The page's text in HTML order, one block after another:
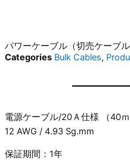
パワーケーブル（切売ケーブル
Categories Bulk Cables,
電源ケーブル/20Ａ仕様 （40ｍ
12 AWG / 4.93 Sg.mm
保証期間：1年